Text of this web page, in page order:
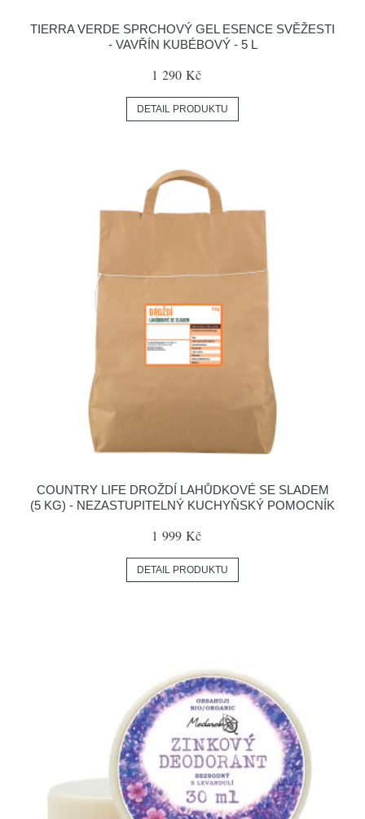
TIERRA VERDE SPRCHOVÝ GEL ESENCE SVĚŽESTI
- VAVŘÍN KUBÉBOVÝ - 5 L
1 290 Kč
DETAIL PRODUKTU
COUNTRY LIFE DROŽDÍ LAHŮDKOVÉ SE SLADEM
(5 KG) - NEZASTUPITELNÝ KUCHYŇSKÝ POMOCNÍK
1 999 Kč
DETAIL PRODUKTU